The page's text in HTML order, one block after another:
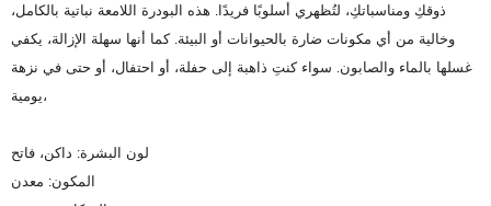
ذوقكِ ومناسباتكِ، لتُظهري أسلوبًا فريدًا. هذه البودرة اللامعة نباتية بالكامل،
وخالية من أي مكونات ضارة بالحيوانات أو البيئة. كما أنها سهلة الإزالة، يكفي
غسلها بالماء والصابون. سواء كنتِ ذاهبة إلى حفلة، أو احتفال، أو حتى في نزهة
يومية،
لون البشرة: داكن، فاتح
المكون: معدن